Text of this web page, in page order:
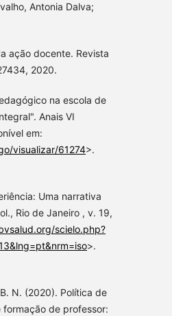
Antonia Dalva;
ação docente. Revista
2020.
na escola de
Anais VI
em:
visualizar/61274>.
Uma narrativa
Rio de Janeiro , v. 19,
scielo.php?
>.
N. (2020). Política de
de professor: